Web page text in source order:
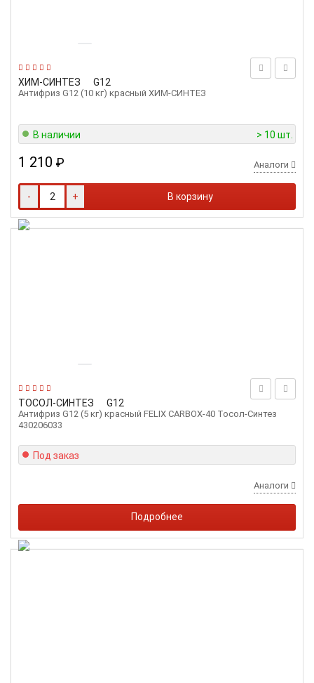
ХИМ-СИНТЕЗ G12
Антифриз G12 (10 кг) красный ХИМ-СИНТЕЗ
В наличии > 10 шт.
1 210 ₽ Аналоги
- + В корзину
ТОСОЛ-СИНТЕЗ G12
Антифриз G12 (5 кг) красный FELIX CARBOX-40 Тосол-Синтез
430206033
Под заказ
Аналоги
Подробнее